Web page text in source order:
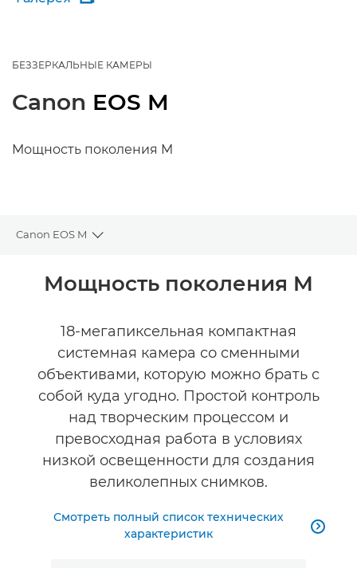
БЕЗЗЕРКАЛЬНЫЕ КАМЕРЫ
Canon EOS M
Мощность поколения M
Canon EOS M
Toggle breadcrumbs
Общая информация
Мощность поколения M
18-мегапиксельная компактная
системная камера со сменными
объективами, которую можно брать с
собой куда угодно. Простой контроль
над творческим процессом и
превосходная работа в условиях
низкой освещенности для создания
великолепных снимков.
Смотреть полный список технических
характеристик
